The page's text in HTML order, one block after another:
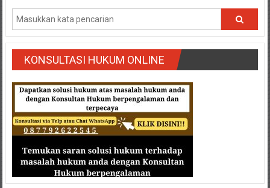
Purwakarta,
Sukoharjo/
Semarang/
Batang/Brebes/
Purworejo,
Kebumen/Magelang/Temanggung/Mungkid/Demak/
Batu/
Blitar/Surabaya/Palembang/
Bekasi/Jakarta
selatan/
Jakarta
Utara/
Jakarta
KONSULTASI HUKUM ONLINE